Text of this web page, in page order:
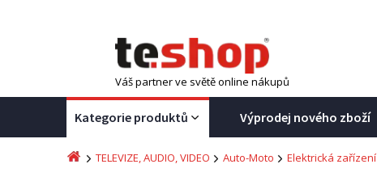
Váš partner ve světě online nákupů
Kategorie produktů Výprodej nového zboží
TELEVIZE, AUDIO, VIDEO Auto-Moto Elektrická zařízení